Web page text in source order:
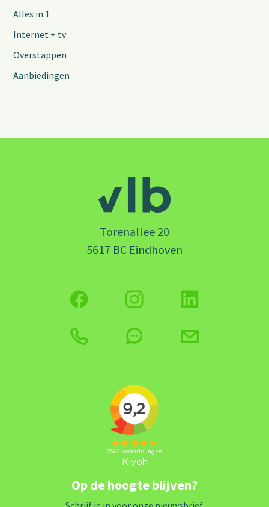
Alles in 1
Internet + tv
Overstappen
Aanbiedingen
Torenallee 20
5617 BC Eindhoven
Op de hoogte blijven?